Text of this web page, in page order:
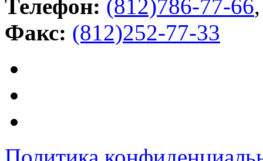
Телефон: (812)786-77-66,
Факс: (812)252-77-33